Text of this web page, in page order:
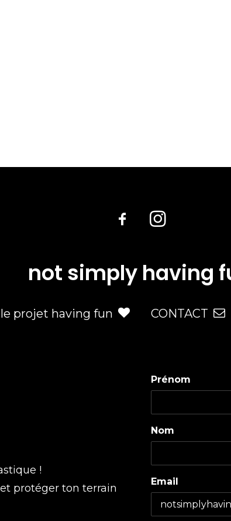
not simply having
projet having fun CONTACT
!
protéger ton terrain
Prénom
Nom
Email